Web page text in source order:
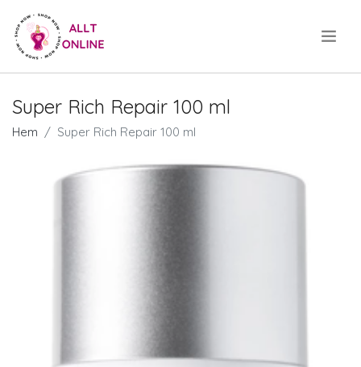
Super Rich Repair 100 ml
Hem Super Rich Repair 100 ml